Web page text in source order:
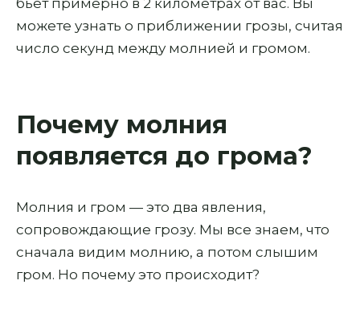
бьет примерно в 2 километрах от вас. Вы
можете узнать о приближении грозы, считая
число секунд между молнией и громом.
Почему молния
появляется до грома?
Молния и гром — это два явления,
сопровождающие грозу. Мы все знаем, что
сначала видим молнию, а потом слышим
гром. Но почему это происходит?